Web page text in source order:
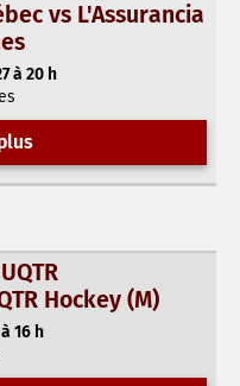
vs L'Assurancia
à 20 h
Hockey (M)
16 h